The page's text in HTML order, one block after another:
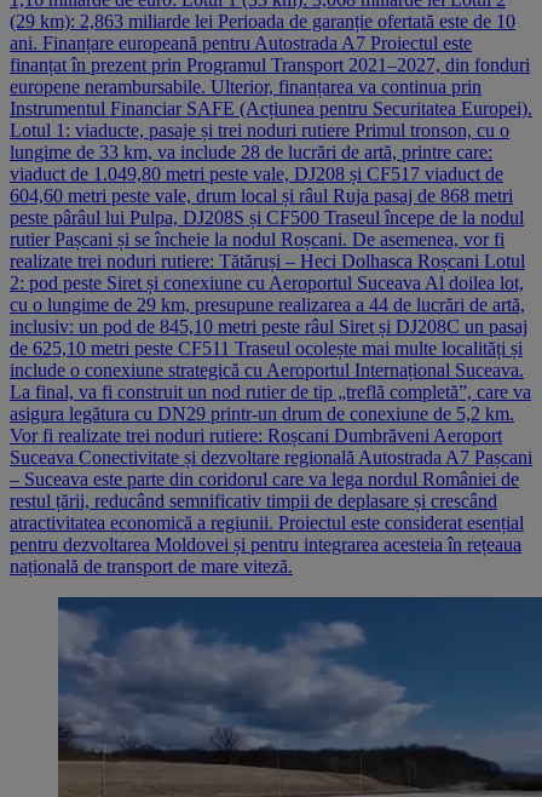
(29 km): 2,863 miliarde lei Perioada de garanție ofertată este de 10
ani. Finanțare europeană pentru Autostrada A7 Proiectul este
finanțat în prezent prin Programul Transport 2021–2027, din fonduri
europene nerambursabile. Ulterior, finanțarea va continua prin
Instrumentul Financiar SAFE (Acțiunea pentru Securitatea Europei).
Lotul 1: viaducte, pasaje și trei noduri rutiere Primul tronson, cu o
lungime de 33 km, va include 28 de lucrări de artă, printre care:
viaduct de 1.049,80 metri peste vale, DJ208 și CF517 viaduct de
604,60 metri peste vale, drum local și râul Ruja pasaj de 868 metri
peste pârâul lui Pulpa, DJ208S și CF500 Traseul începe de la nodul
rutier Pașcani și se încheie la nodul Roșcani. De asemenea, vor fi
realizate trei noduri rutiere: Tătăruși – Heci Dolhasca Roșcani Lotul
2: pod peste Siret și conexiune cu Aeroportul Suceava Al doilea lot,
cu o lungime de 29 km, presupune realizarea a 44 de lucrări de artă,
inclusiv: un pod de 845,10 metri peste râul Siret și DJ208C un pasaj
de 625,10 metri peste CF511 Traseul ocolește mai multe localități și
include o conexiune strategică cu Aeroportul Internațional Suceava.
La final, va fi construit un nod rutier de tip „treflă completă”, care va
asigura legătura cu DN29 printr-un drum de conexiune de 5,2 km.
Vor fi realizate trei noduri rutiere: Roșcani Dumbrăveni Aeroport
Suceava Conectivitate și dezvoltare regională Autostrada A7 Pașcani
– Suceava este parte din coridorul care va lega nordul României de
restul țării, reducând semnificativ timpii de deplasare și crescând
atractivitatea economică a regiunii. Proiectul este considerat esențial
pentru dezvoltarea Moldovei și pentru integrarea acesteia în rețeaua
națională de transport de mare viteză.